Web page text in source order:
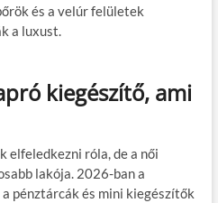
és a velúr felületek
a luxust.
kiegészítő, ami
elfeledkezni róla, de a női
lakója. 2026-ban a
pénztárcák és mini kiegészítők